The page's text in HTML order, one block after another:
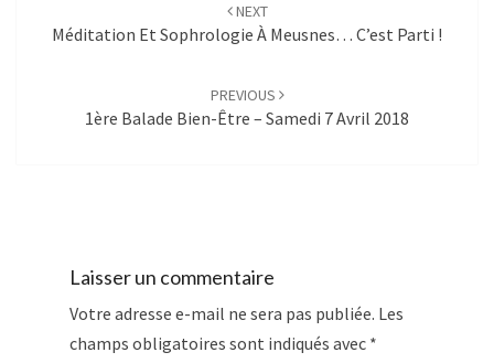
NEXT
Méditation Et Sophrologie À Meusnes… C’est Parti !
PREVIOUS
1ère Balade Bien-Être – Samedi 7 Avril 2018
Laisser un commentaire
Votre adresse e-mail ne sera pas publiée. Les
champs obligatoires sont indiqués avec *